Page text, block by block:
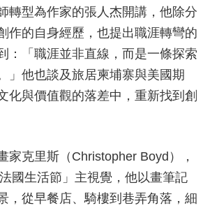
轉型為作家的張人杰開講，他除分
作的自身經歷，也提出職涯轉彎的
：「職涯並非直線，而是一條探索
」他也談及旅居柬埔寨與美國期
化與價值觀的落差中，重新找到創
家克里斯（Christopher Boyd），
國生活節」主視覺，他以畫筆記
，從早餐店、騎樓到巷弄角落，細